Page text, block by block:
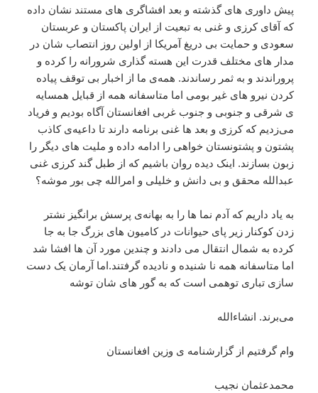
پیش داوری های گذشته و بعد افشاگری های مستند نشان داده
که آقای کرزی و غنی به تبعیت از ایران پاکستان و عربستان
سعودی و حمایت بی دریغ آمریکا از اولین روز انتصاب شان در
مدار های مختلف قدرت این هسته گذاری شرورانه را کرده و‌
پروراندند و به ثمر رساندند. همه‌ی ما از اخبار بی توقف پیاده
کردن نیرو های غیر بومی اما متاسفانه همه از قبایل همسایه
ی شرقی و جنوبی و جنوب غربی افغانستان آگاه بودیم و فریاد
می‌زدیم که کرزی و بعد ها غنی برنامه دارند تا داعیه‌ی کاذب
پشتون و پشتونستان خواهی را ادامه داده و ملیت های دیگر را
زبون بسازند. اینک دیده روان باشیم که از طبل گند کرزی غنی
عبدالله محقق و بی دانش و خلیلی و امرالله چی بور موشه؟
به یاد داریم که آدم نما ها را به بهانه‌ی پرسش برانگیز نشتر
زدن کوکنار زیر پای حیوانات در کامیون های بزرگ جا به جا
کرده به شمال انتقال می دادند و چندین مورد آن ها افشا شد
اما متاسفانه همه نا شنیده و نادیده گرفتند.اما آرمان یک دست
سازی تباری توهمی است که به گور های شان توشه
می‌برند. انشاءالله
وام گرفتیم از گزارشنامه ی وزین افغانستان
محمدعثمان نجیب